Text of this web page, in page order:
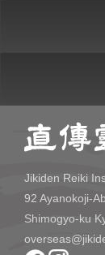
Jikiden Reiki
92 Ayanokoji-
Shimogyo-ku